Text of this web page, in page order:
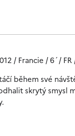
/ Francie / 6´/ FR
během své
skrytý smysl